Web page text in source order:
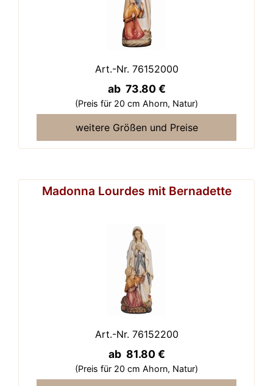
Art.-Nr. 76152000
ab 73.80 €
(Preis für 20 cm Ahorn, Natur)
weitere Größen und Preise
Madonna Lourdes mit Bernadette
Art.-Nr. 76152200
ab 81.80 €
(Preis für 20 cm Ahorn, Natur)